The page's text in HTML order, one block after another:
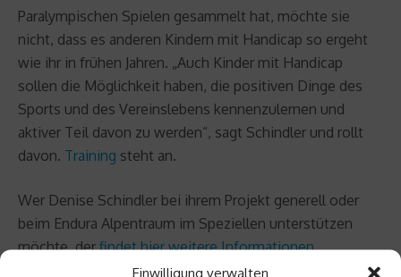
Einwilligung verwalten
Paralympischen Spielen gesammelt hat, möchte sie
nicht, dass es anderen Kindern mit Handicap so ergeht
wie ihr in frühen Jahren. „Auch Kinder mit Handicap
sollen die Möglichkeit haben, die positiven Dinge des
Sports und des Vereinslebens kennenzulernen und
aktiver Teil davon zu werden“, sagt Schindler und rollt
davon. Training steht an.
Wer Denise Schindler bei ihrem Projekt generell oder
beim Endura Alpentraum im Speziellen unterstützen
möchte, derfindet hier weitere Informationen.